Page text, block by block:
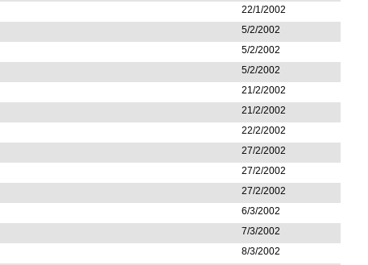
22/1/2002
5/2/2002
5/2/2002
5/2/2002
21/2/2002
21/2/2002
22/2/2002
27/2/2002
27/2/2002
27/2/2002
6/3/2002
7/3/2002
8/3/2002